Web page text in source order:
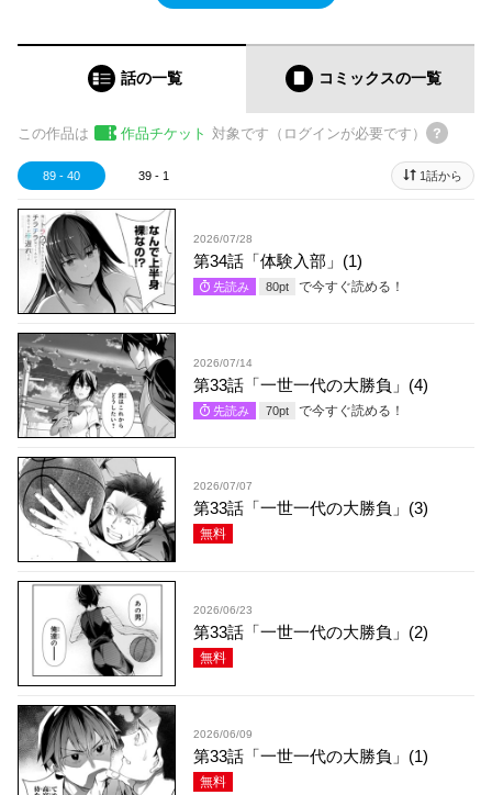
話の一覧 コミックスの一覧
この作品は 作品チケット 対象です（ログインが必要です）
89 - 40 39 - 1 1話から
2026/07/28
第34話「体験入部」(1)
先読み 80pt で今すぐ読める！
2026/07/14
第33話「一世一代の大勝負」(4)
先読み 70pt で今すぐ読める！
2026/07/07
第33話「一世一代の大勝負」(3)
無料
2026/06/23
第33話「一世一代の大勝負」(2)
無料
2026/06/09
第33話「一世一代の大勝負」(1)
無料